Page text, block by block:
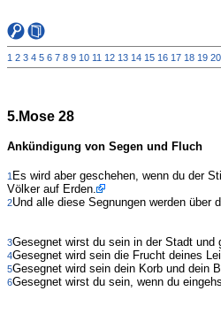
1 2 3 4 5 6 7 8 9 10 11 12 13 14 15 16 17 18 19 20
5.Mose 28
Ankündigung von Segen und Fluch
1 Es wird aber geschehen, wenn du der
Völker auf Erden.
2Und alle diese Segnungen werden
3Gesegnet wirst du sein in der Stadt und
4Gesegnet wird sein die Frucht deines
5Gesegnet wird sein dein Korb und dein
6Gesegnet wirst du sein, wenn du